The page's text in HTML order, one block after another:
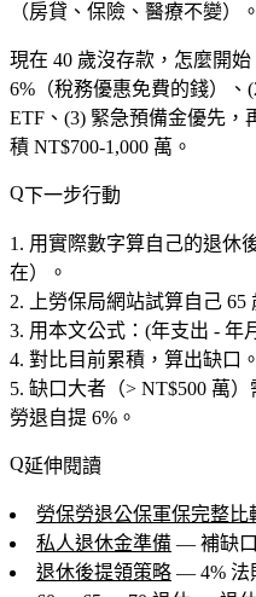
（房貸、保險、醫療不變）。
現在 40 歲沒存款，怎麼開始
6%（稅務優惠免費的錢）、
ETF、(3) 緊急預備金優先，
積 NT$700-1,000 萬。
下一步行動
用實際數字算自己的退休
在）。
上勞保局網站試算自己 65
用本文公式：(年支出 - 年
對比目前累積，算出缺口。
缺口大者（> NT$500 萬
勞退自提 6%。
延伸閱讀
勞保勞退公保軍保完整比
私人退休金準備 — 補缺
退休後提領策略 — 4% 法